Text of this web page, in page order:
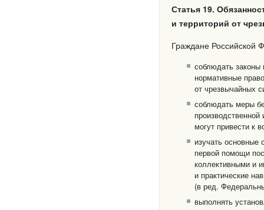
Статья 19.
и территорий от
Граждане Российской
соблюдать
нормативные
от чрезвычайных
соблюдать меры
могут привести к
изучать основные
первой помощи
коллективными и
и практические
(в ред.
выполнять